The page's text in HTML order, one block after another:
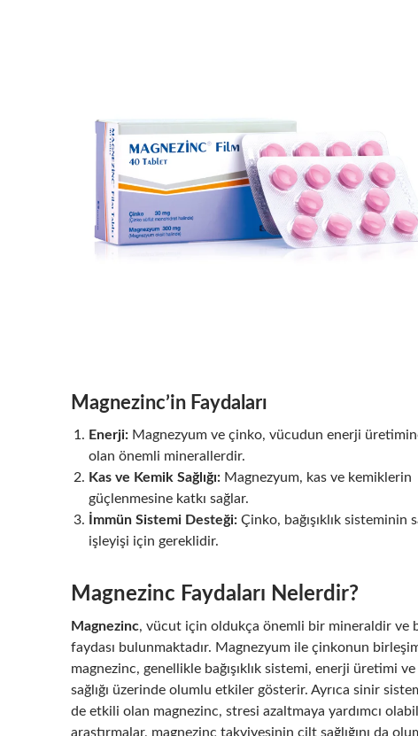
Magnezinc’in Faydaları
Enerji: Magnezyum ve çinko, vücudun enerji
olan önemli minerallerdir.
Kas ve Kemik Sağlığı: Magnezyum, kas ve kemiklerin
güçlenmesine katkı sağlar.
İmmün Sistemi Desteği: Çinko, bağışıklık sisteminin
işleyişi için gereklidir.
Magnezinc Faydaları Nelerdir?
Magnezinc, vücut için oldukça önemli bir mineraldir ve
faydası bulunmaktadır. Magnezyum ile çinkonun
magnezinc, genellikle bağışıklık sistemi, enerji üretimi
sağlığı üzerinde olumlu etkiler gösterir. Ayrıca sinir
de etkili olan magnezinc, stresi azaltmaya yardımcı
araştırmalar, magnezinc takviyesinin cilt sağlığını da